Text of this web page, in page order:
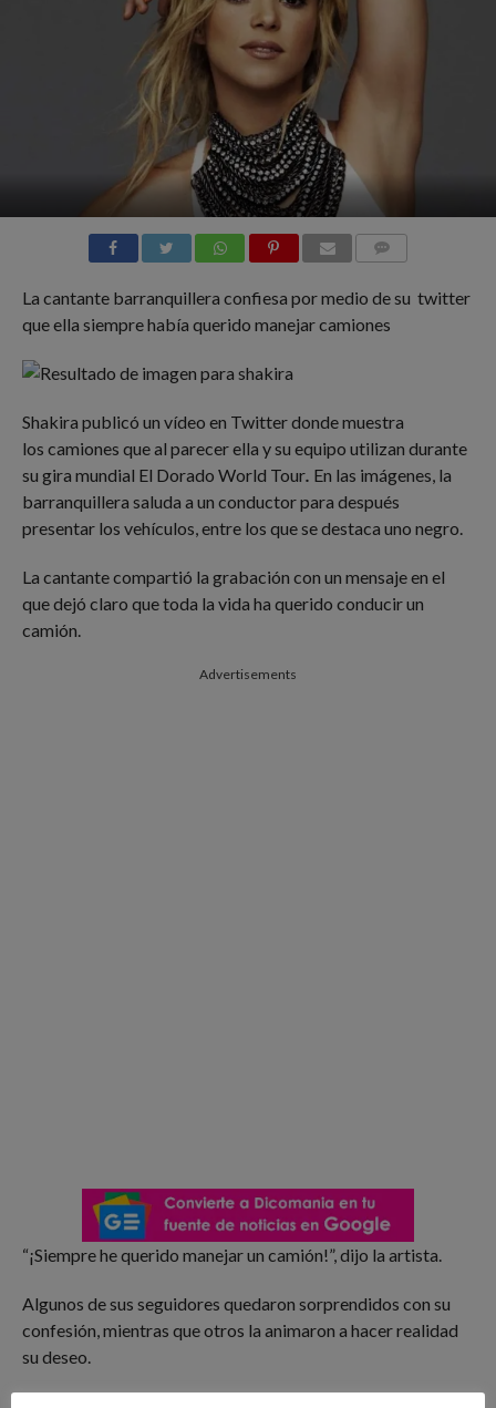
La cantante barranquillera confiesa por medio de su twitter
que ella siempre había querido manejar camiones
Shakira publicó un vídeo en Twitter donde muestra
los camiones que al parecer ella y su equipo utilizan durante
su gira mundial El Dorado World Tour. En las imágenes, la
barranquillera saluda a un conductor para después
presentar los vehículos, entre los que se destaca uno negro.
La cantante compartió la grabación con un mensaje en el
que dejó claro que toda la vida ha querido conducir un
camión.
Advertisements
“¡Siempre he querido manejar un camión!”, dijo la artista.
Algunos de sus seguidores quedaron sorprendidos con su
confesión, mientras que otros la animaron a hacer realidad
su deseo.